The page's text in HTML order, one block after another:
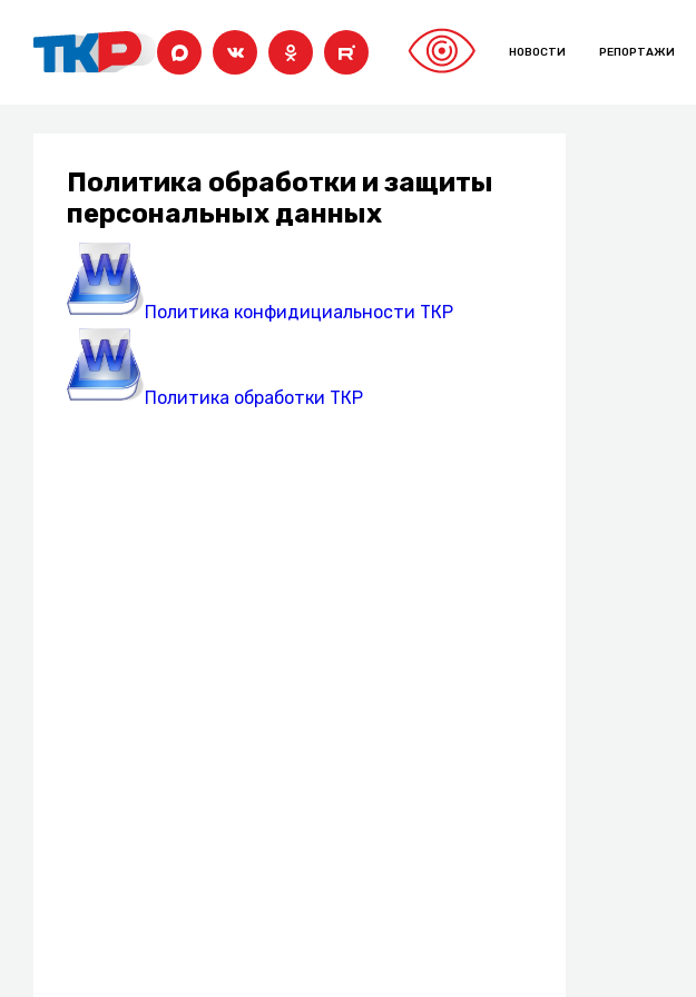
НОВОСТИ РЕПОРТАЖИ
Политика обработки и защиты
персональных данных
Политика конфидициальности ТКР
Политика обработки ТКР